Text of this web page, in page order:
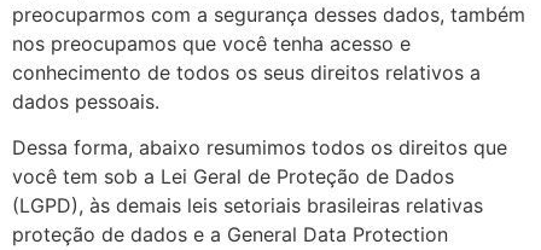
preocuparmos com a segurança desses dados, também
nos preocupamos que você tenha acesso e
conhecimento de todos os seus direitos relativos a
dados pessoais.
Dessa forma, abaixo resumimos todos os direitos que
você tem sob a Lei Geral de Proteção de Dados
(LGPD), às demais leis setoriais brasileiras relativas
proteção de dados e a General Data Protection